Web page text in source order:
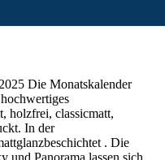
Die Monatskalender
holzfrei, classicmatt,
In der
. Die
und Panorama lassen sich